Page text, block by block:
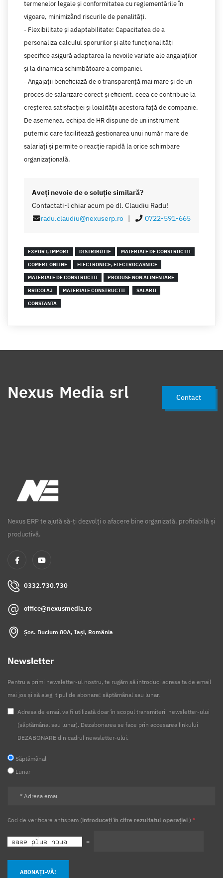
termenelor legale și conformitatea cu reglementările în
vigoare, minimizând riscurile de penalități.
- Flexibilitate și adaptabilitate: Capacitatea de a
personaliza calculul sporurilor și alte funcționalități
specifice asigură adaptarea la nevoile variate ale angajaților
și la dinamica schimbătoare a companiei.
- Angajații beneficiază de o transparență mai mare și de un
proces de salarizare corect și eficient, ceea ce contribuie la
creșterea satisfacției și loialității acestora față de companie.
De asemenea, echipa de HR dispune de un instrument
puternic care facilitează gestionarea unui număr mare de
salariați și permite o reacție rapidă la orice schimbare
organizațională.
Aveţi nevoie de o soluţie similară?
Contactati-l chiar acum pe dl. Claudiu Radu!
radu.claudiu@nexuserp.ro| 0722-591-665
EXPORT, IMPORT DISTRIBUTIE
MATERIALE DE CONSTRUCTII
COMERT ONLINE
ELECTRONICE, ELECTROCASNICE
MATERIALE DE CONSTRUCTII
PRODUSE NON ALIMENTARE
BRICOLAJ
MATERIALE CONSTRUCTII
SALARII
CONSTANTA
Nexus Media srl Contact
Nexus ERP te ajută să-ți dezvolți o afacere bine organizată, profitabilă și
productivă.
0332.730.730
office@nexusmedia.ro
Șos. Bucium 80A, Iași, România
Newsletter
Pentru a primi newsletter-ul nostru, te rugăm să introduci adresa ta de email
mai jos și să alegi tipul de abonare: săptămânal sau lunar.
Adresa de email va fi utilizată doar în scopul transmiterii newsletter-ului
(săptămânal sau lunar). Dezabonarea se face prin accesarea linkului
DEZABONARE din cadrul newsletter-ului.
Săptămânal
Lunar
Cod de verificare antispam (introduceți în cifre rezultatul operației ) *
=
ABONAȚI-VĂ!